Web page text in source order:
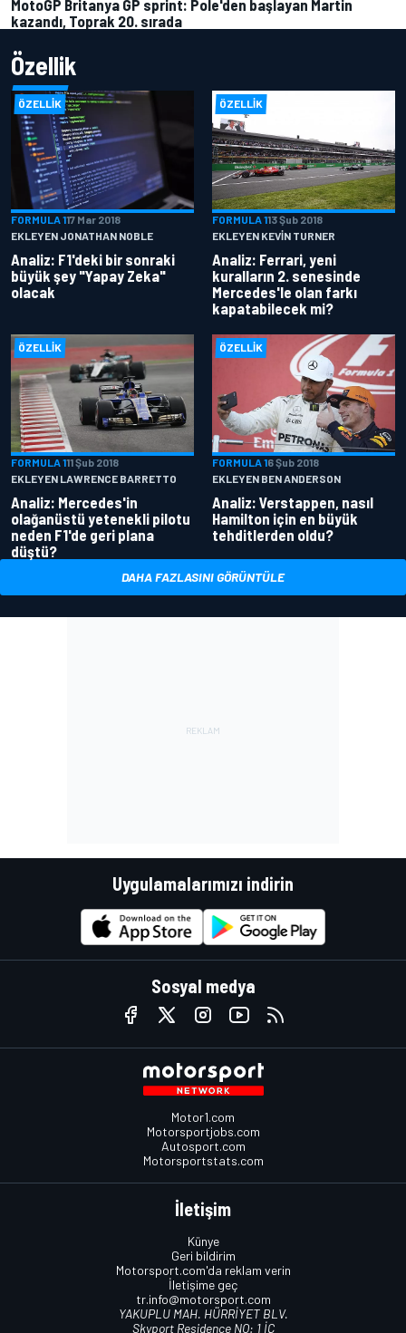
MotoGP Britanya GP sprint: Pole'den başlayan Martin
kazandı, Toprak 20. sırada
Özellik
ÖZELLIK
FORMULA 117 Mar 2018
EKLEYEN JONATHAN NOBLE
Analiz: F1'deki bir sonraki
büyük şey "Yapay Zeka"
olacak
ÖZELLIK
FORMULA 113 Şub 2018
EKLEYEN KEVIN TURNER
Analiz: Ferrari, yeni
kuralların 2. senesinde
Mercedes'le olan farkı
kapatabilecek mi?
ÖZELLIK
FORMULA 111 Şub 2018
EKLEYEN LAWRENCE BARRETTO
Analiz: Mercedes'in
olağanüstü yetenekli pilotu
neden F1'de geri plana
düştü?
ÖZELLIK
FORMULA 16 Şub 2018
EKLEYEN BEN ANDERSON
Analiz: Verstappen, nasıl
Hamilton için en büyük
tehditlerden oldu?
DAHA FAZLASINI GÖRÜNTÜLE
Uygulamalarımızı indirin
Sosyal medya
Motor1.com
Motorsportjobs.com
Autosport.com
Motorsportstats.com
İletişim
Künye
Geri bildirim
Motorsport.com'da reklam verin
İletişime geç
tr.info@motorsport.com
YAKUPLU MAH. HÜRRİYET BLV.
Skyport Residence NO: 1 İÇ